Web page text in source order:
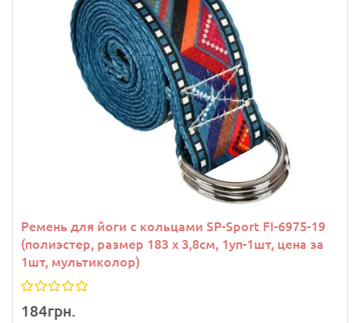
Ремень для йоги с кольцами SP-Sport FI-6975-19
(полиэстер, размер 183 x 3,8см, 1уп-1шт, цена за
1шт, мультиколор)
184грн.